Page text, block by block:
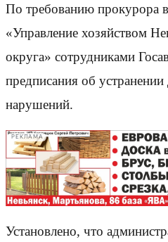
По требованию прокурора
«Управление хозяйством
округа» сотрудниками
предписания об
нарушений.
РЕКЛАМА
Установлено, что